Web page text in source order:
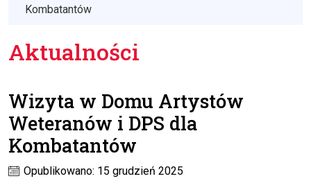
Kombatantów
Aktualności
Wizyta w Domu Artystów
Weteranów i DPS dla
Kombatantów
Opublikowano: 15 grudzień 2025